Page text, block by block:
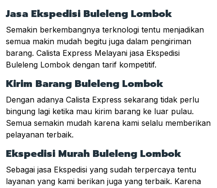
Jasa Ekspedisi Buleleng Lombok
Semakin berkembangnya terknologi tentu menjadikan
semua makin mudah begitu juga dalam pengiriman
barang. Calista Express Melayani jasa Ekspedisi
Buleleng Lombok dengan tarif kompetitif.
Kirim Barang Buleleng Lombok
Dengan adanya Calista Express sekarang tidak perlu
bingung lagi ketika mau kirim barang ke luar pulau.
Semua semakin mudah karena kami selalu memberikan
pelayanan terbaik.
Ekspedisi Murah Buleleng Lombok
Sebagai jasa Ekspedisi yang sudah terpercaya tentu
layanan yang kami berikan juga yang terbaik. Karena